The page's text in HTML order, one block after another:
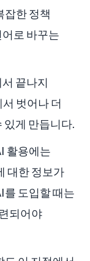
잡한 정책
로 바꾸는
끝나지
벗어나 더
있게 만듭니다.
활용에는
대한 정보가
를 도입할 때는
되어야